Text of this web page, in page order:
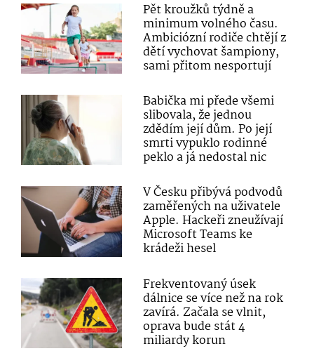
Pět kroužků týdně a
minimum volného času.
Ambiciózní rodiče chtějí z
dětí vychovat šampiony,
sami přitom nesportují
Babička mi přede všemi
slibovala, že jednou
zdědím její dům. Po její
smrti vypuklo rodinné
peklo a já nedostal nic
V Česku přibývá podvodů
zaměřených na uživatele
Apple. Hackeři zneužívají
Microsoft Teams ke
krádeži hesel
Frekventovaný úsek
dálnice se více než na rok
zavírá. Začala se vlnit,
oprava bude stát 4
miliardy korun